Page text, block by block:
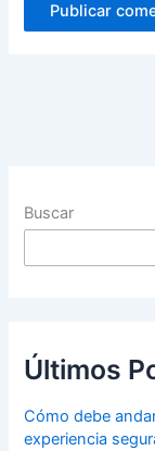
Buscar
Últimos
Cómo debe
experiencia